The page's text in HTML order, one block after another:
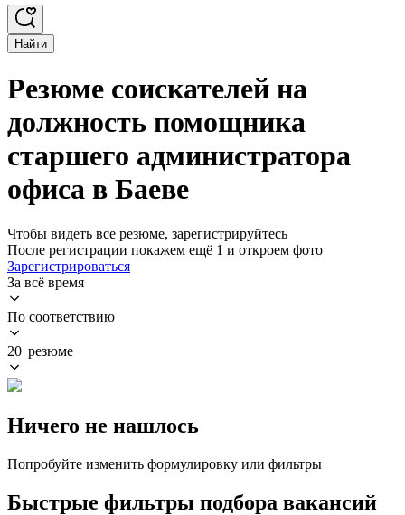
Найти
Резюме соискателей на
должность помощника
старшего администратора
офиса в Баеве
Чтобы видеть все резюме, зарегистрируйтесь
После регистрации покажем ещё 1 и откроем фото
Зарегистрироваться
За всё время
По соответствию
20 резюме
Ничего не нашлось
Попробуйте изменить формулировку или фильтры
Быстрые фильтры подбора вакансий